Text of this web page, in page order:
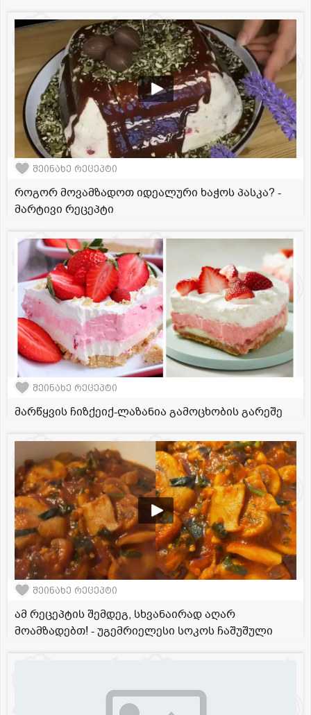
შეინახე რეცეპტი
როგორ მოვამზადოთ იდეალური ხაჭოს პასკა? -
მარტივი რეცეპტი
შეინახე რეცეპტი
მარწყვის ჩიზქეიქ-ლაზანია გამოცხობის გარეშე
შეინახე რეცეპტი
ამ რეცეპტის შემდეგ, სხვანაირად აღარ
მოამზადებთ! - უგემრიელესი სოკოს ჩაშუშული